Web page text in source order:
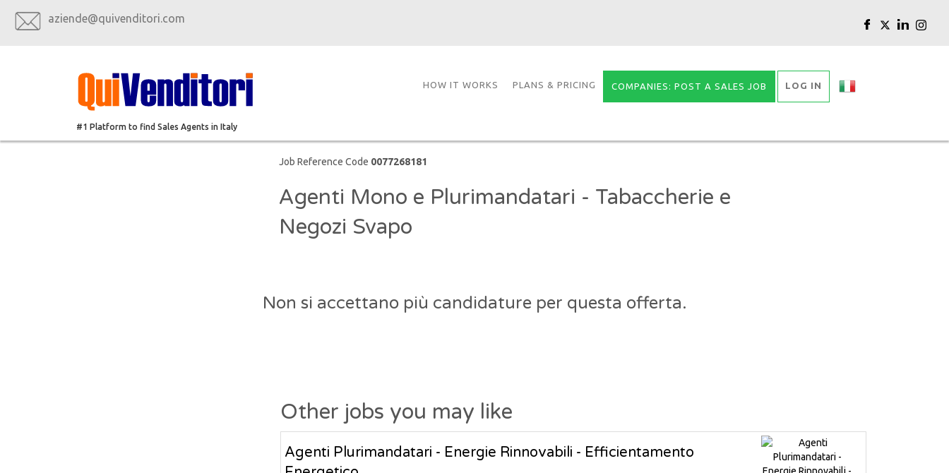
aziende@quivenditori.com
#1 Platform to find Sales Agents in Italy
HOW IT WORKS PLANS & PRICING COMPANIES: POST A SALES JOB LOG IN
Job Reference Code 0077268181
Agenti Mono e Plurimandatari - Tabaccherie e
Negozi Svapo
Non si accettano più candidature per questa offerta.
Other jobs you may like
Agenti Plurimandatari - Energie Rinnovabili - Efficientamento